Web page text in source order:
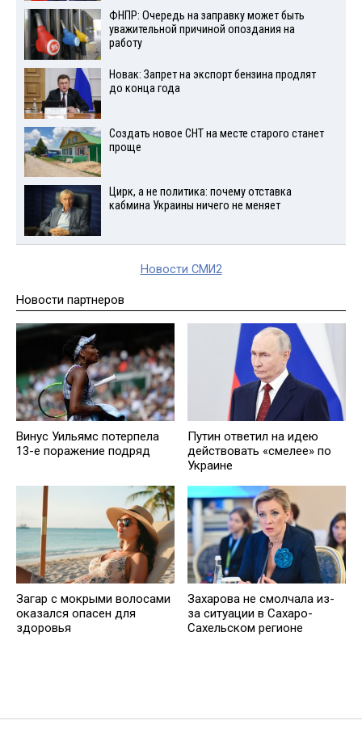
ФНПР: Очередь на заправку может быть
уважительной причиной опоздания на
работу
Новак: Запрет на экспорт бензина продлят
до конца года
Создать новое СНТ на месте старого станет
проще
Цирк, а не политика: почему отставка
кабмина Украины ничего не меняет
Новости СМИ2
Новости партнеров
Винус Уильямс потерпела
13-е поражение подряд
Путин ответил на идею
действовать «смелее» по
Украине
Загар с мокрыми волосами
оказался опасен для
здоровья
Захарова не смолчала из-
за ситуации в Сахаро-
Сахельском регионе